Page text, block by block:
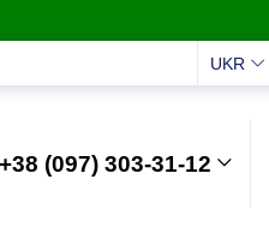
UKR
+38 (097) 303-31-12